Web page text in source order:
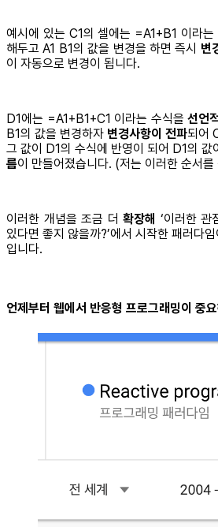
예시에 있는 C1의 셀에는 =A1+B1 이라
해두고 A1 B1의 값을 변경을 하면 즉시 변
이 자동으로 변경이 됩니다.
D1에는 =A1+B1+C1 이라는 수식을선언
B1의 값을 변경하자 변경사항이 전파되어
그 값이 D1의 수식에 반영이 되어 D1의 값
름이 만들어졌습니다. (저는 이러한 순서
이러한 개념을 조금 더확장해 ‘이러한 관
있다면 좋지 않을까?’에서 시작한 패러다
입니다.
언제부터 웹에서 반응형 프로그래밍이 중